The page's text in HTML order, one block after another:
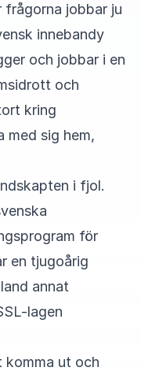
frågorna jobbar ju
innebandy
och jobbar i en
och
kring
med sig hem,
i fjol.
för
en tjugoårig
annat
lagen
ut och